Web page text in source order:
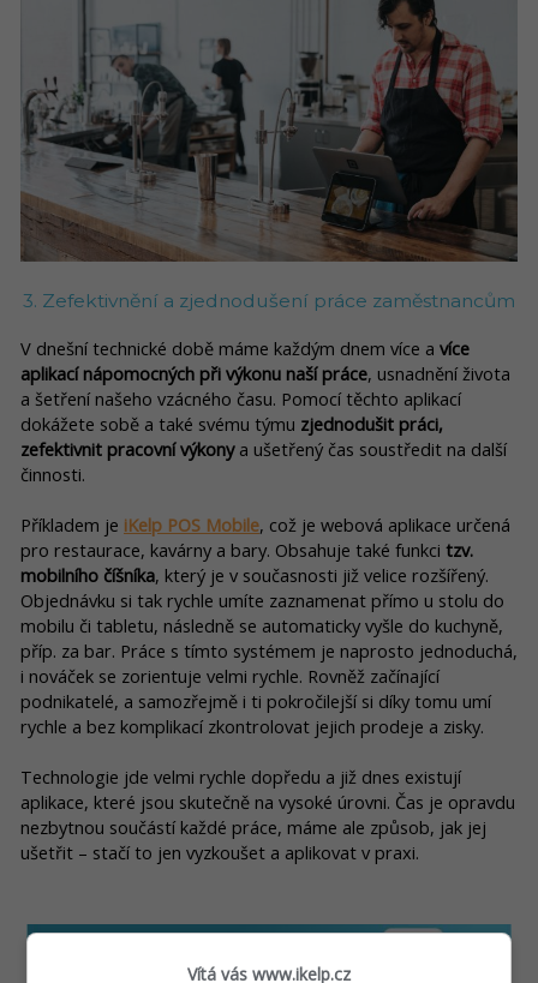
3. Zefektivnění a zjednodušení práce zaměstnancům
V dnešní technické době máme každým dnem více a více
aplikací nápomocných při výkonu naší práce, usnadnění života
a šetření našeho vzácného času. Pomocí těchto aplikací
dokážete sobě a také svému týmu zjednodušit práci,
zefektivnit pracovní výkonya ušetřený čas soustředit na další
činnosti.
Příkladem je iKelp POS Mobile, což je webová aplikace určená
pro restaurace, kavárny a bary. Obsahuje také funkci tzv.
mobilního číšníka, který je v současnosti již velice rozšířený.
Objednávku si tak rychle umíte zaznamenat přímo u stolu do
mobilu či tabletu, následně se automaticky vyšle do kuchyně,
příp. za bar. Práce s tímto systémem je naprosto jednoduchá,
i nováček se zorientuje velmi rychle. Rovněž začínající
podnikatelé, a samozřejmě i ti pokročilejší si díky tomu umí
rychle a bez komplikací zkontrolovat jejich prodeje a zisky.
Technologie jde velmi rychle dopředu a již dnes existují
aplikace, které jsou skutečně na vysoké úrovni. Čas je opravdu
nezbytnou součástí každé práce, máme ale způsob, jak jej
ušetřit – stačí to jen vyzkoušet a aplikovat v praxi.
Vítá vás www.ikelp.cz